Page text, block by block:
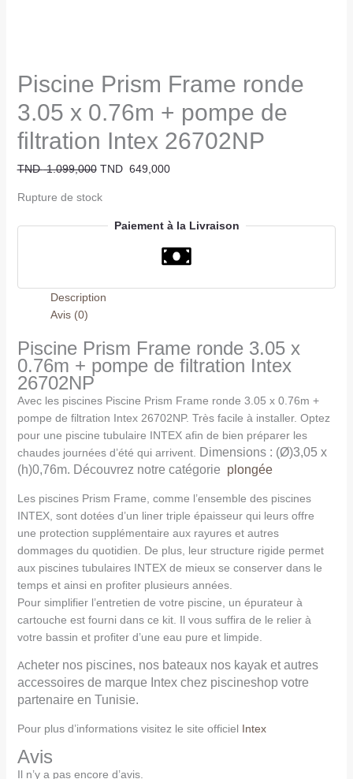
Piscine Prism Frame ronde
3.05 x 0.76m + pompe de
filtration Intex 26702NP
TND1.099,000 TND 649,000
Rupture de stock
Paiement à la Livraison
Description
Avis (0)
Piscine Prism Frame ronde 3.05 x
0.76m + pompe de filtration Intex
26702NP
Avec les piscines Piscine Prism Frame ronde 3.05 x 0.76m +
pompe de filtration Intex 26702NP. Très facile à installer. Optez
pour une piscine tubulaire INTEX afin de bien préparer les
chaudes journées d’été qui arrivent.
Dimensions : (Ø)3,05 x
(h)0,76m. Découvrez notre catégorie plongée
Les piscines Prism Frame, comme l’ensemble des piscines
INTEX, sont dotées d’un liner triple épaisseur qui leurs offre
une protection supplémentaire aux rayures et autres
dommages du quotidien. De plus, leur structure rigide permet
aux piscines tubulaires INTEX de mieux se conserver dans le
temps et ainsi en profiter plusieurs années.
Pour simplifier l’entretien de votre piscine, un épurateur à
cartouche est fourni dans ce kit. Il vous suffira de le relier à
votre bassin et profiter d’une eau pure et limpide.
Acheter nos piscines, nos bateaux nos kayak et autres
accessoires de marque Intex chez piscineshop votre
partenaire en Tunisie.
Pour plus d’informations visitez le site officiel Intex
Avis
Il n’y a pas encore d’avis.